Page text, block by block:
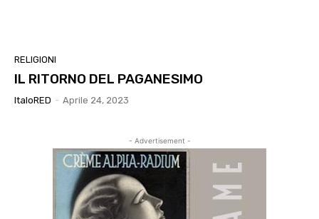
RELIGIONI
IL RITORNO DEL PAGANESIMO
ItaloRED - Aprile 24, 2023
- Advertisement -